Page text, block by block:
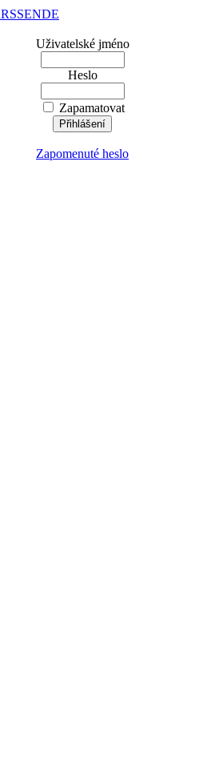
RSSENDE
Uživatelské jméno
Heslo
Zapamatovat
Zapomenuté heslo